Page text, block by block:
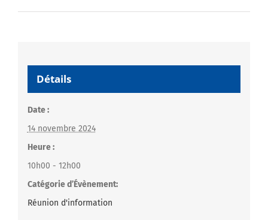
Détails
Date :
14 novembre 2024
Heure :
10h00 - 12h00
Catégorie d’Évènement:
Réunion d'information